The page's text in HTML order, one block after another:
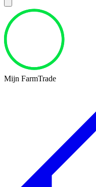
Mijn FarmTrade